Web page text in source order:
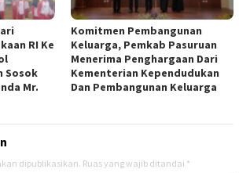
RI Ke
Sosok
Mr.
Komitmen Pembangunan
Keluarga, Pemkab Pasuruan
Menerima Penghargaan Dari
Kementerian Kependudukan
Dan Pembangunan Keluarga
dipublikasikan. Ruas yang wajib ditandai *